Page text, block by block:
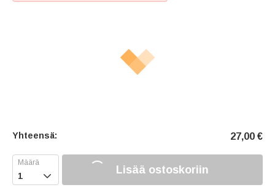
Yhteensä: 27,00 €
 Lisää ostoskoriin